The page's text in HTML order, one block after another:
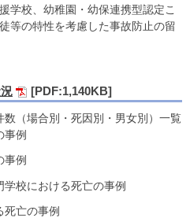
学校、幼稚園・幼保連携型認定こ
等の特性を考慮した事故防止の留
[PDF:1,140KB]
（場合別・死因別・男女別）一覧
事例
事例
学校における死亡の事例
死亡の事例